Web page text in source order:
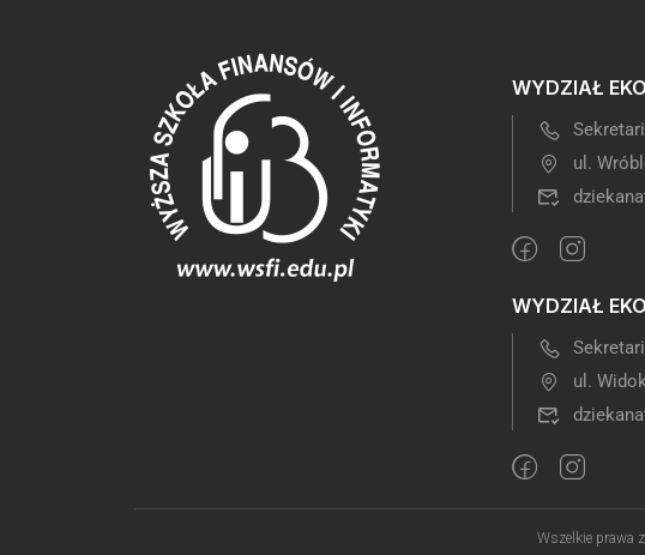
WYDZIAŁ
ul.
WYDZIAŁ
ul.
Wszelkie prawa